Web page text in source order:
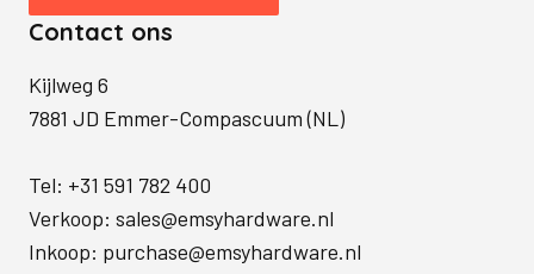
Contact ons
Kijlweg 6
7881 JD Emmer-Compascuum (NL)
Tel: +31 591 782 400
Verkoop: sales@emsyhardware.nl
Inkoop: purchase@emsyhardware.nl